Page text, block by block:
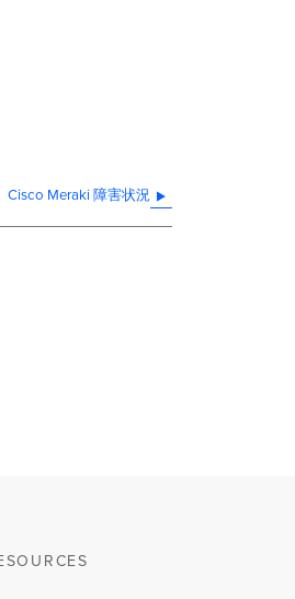
Cisco Meraki 障害状況